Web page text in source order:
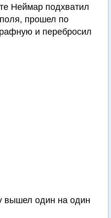
Неймар подхватил
прошел по
и перебросил
вышел один на один